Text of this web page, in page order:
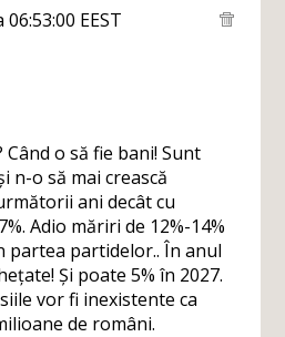
EEST
Când o să fie bani! Sunt
n-o să mai crească
ani decât cu
Adio măriri de 12%-14%
partea partidelor.. În anul
Și poate 5% în 2027.
vor fi inexistente ca
de români.